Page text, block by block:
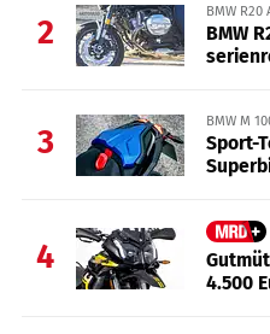
2
BMW R20
BMW
3
BMW M
Sport-
4
4.500